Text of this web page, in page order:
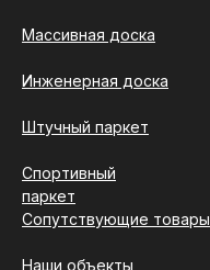
Сопутствующие товары
Наши объекты
Массивная доска
Инженерная доска
Штучный паркет
Спортивный
паркет